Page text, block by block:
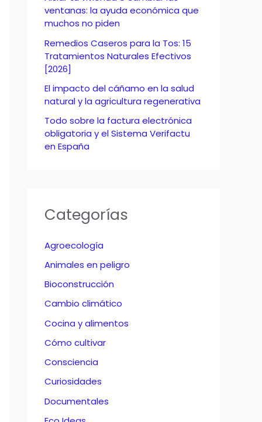
ventanas: la ayuda económica que
muchos no piden
Remedios Caseros para la Tos: 15
Tratamientos Naturales Efectivos
[2026]
El impacto del cáñamo en la salud
natural y la agricultura regenerativa
Todo sobre la factura electrónica
obligatoria y el Sistema Verifactu
en España
Categorías
Agroecología
Animales en peligro
Bioconstrucción
Cambio climático
Cocina y alimentos
Cómo cultivar
Consciencia
Curiosidades
Documentales